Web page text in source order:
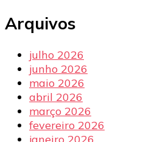
Arquivos
julho 2026
junho 2026
maio 2026
abril 2026
março 2026
fevereiro 2026
janeiro 2026